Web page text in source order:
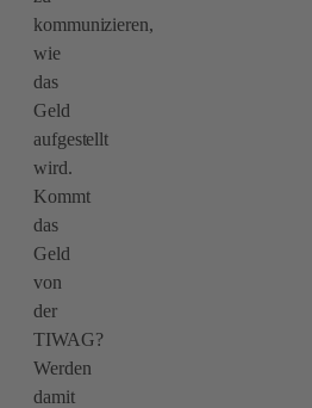
kommunizieren,
wie
das
Geld
aufgestellt
wird.
Kommt
das
Geld
von
der
TIWAG?
Werden
damit